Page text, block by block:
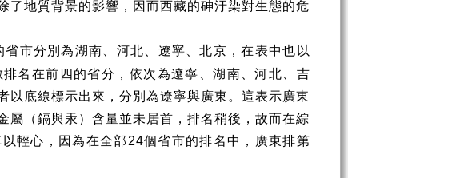
地質背景的影響，因而西藏的砷汙染對生態的危
省市分別為湖南、河北、遼寧、北京，在表中也以
名在前四的省分，依次為遼寧、湖南、河北、吉
底線標示出來，分別為遼寧與廣東。這表示廣東
（鎘與汞）含量並未居首，排名稍後，故而在綜
輕心，因為在全部 24個省市的排名中，廣東排第